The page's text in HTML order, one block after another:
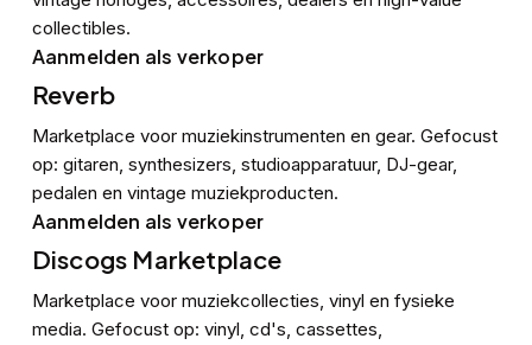
collectibles.
Aanmelden als verkoper
Reverb
Marketplace voor muziekinstrumenten en gear. Gefocust
op: gitaren, synthesizers, studioapparatuur, DJ-gear,
pedalen en vintage muziekproducten.
Aanmelden als verkoper
Discogs Marketplace
Marketplace voor muziekcollecties, vinyl en fysieke
media. Gefocust op: vinyl, cd's, cassettes,